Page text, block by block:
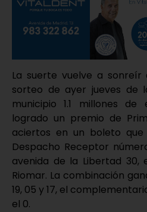
La suerte vuelve a sonreír
sorteo de ayer jueves de
municipio 1.1 millones
logrado un premio de
aciertos en un boleto
Despacho Receptor
avenida de la Libertad
Riomar. La combinación
19, 05 y 17, el
el 0.